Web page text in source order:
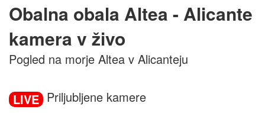
Obalna obala Altea - Alicante
kamera v živo
Pogled na morje Altea v Alicanteju
LIVE Priljubljene kamere